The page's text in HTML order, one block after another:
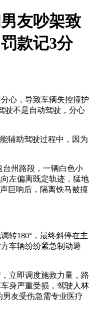
友吵架致
款记3分
心，导致车辆失控撞护
驶不是自动驾驶，分心
辅助驾驶过程中，因为
台州路段，一辆白色小
左偏离既定轨迹，猛地
巨响后，隔离铁马被撞
转180°，最终斜停在主
车辆纷纷紧急制动避
立即调度施救力量，路
身严重受损，驾驶人林
友受伤急需专业医疗